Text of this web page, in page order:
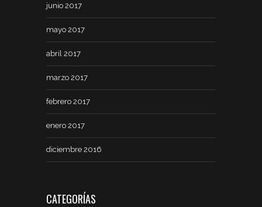
junio 2017
mayo 2017
abril 2017
marzo 2017
febrero 2017
enero 2017
diciembre 2016
CATEGORÍAS